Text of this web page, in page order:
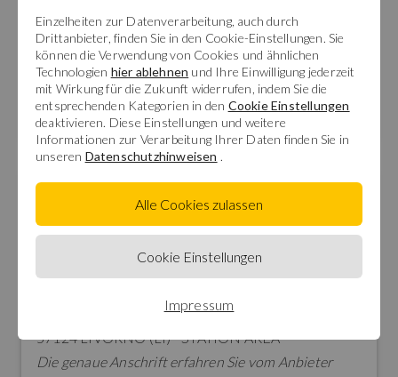
Garage/Stellplatz
Garage
Anzahl Garage/Stellplatz
1
Standort & Lage
The villa's strategic location combines the serenity of
a country residence with proximity to all city
amenities, making it ideal both as a primary
residence and as a holiday home.
57124 LIVORNO (LI) - STATION AREA
Die genaue Anschrift erfahren Sie vom Anbieter
Einzelheiten zur Datenverarbeitung, auch durch
Drittanbieter, finden Sie in den Cookie-Einstellungen. Sie
können die Verwendung von Cookies und ähnlichen
Technologien hier ablehnen und Ihre Einwilligung jederzeit
mit Wirkung für die Zukunft widerrufen, indem Sie die
entsprechenden Kategorien in den Cookie Einstellungen
deaktivieren. Diese Einstellungen und weitere
Informationen zur Verarbeitung Ihrer Daten finden Sie in
unseren Datenschutzhinweisen .
Cookie Einstellungen
Alle Cookies zulassen
Impressum